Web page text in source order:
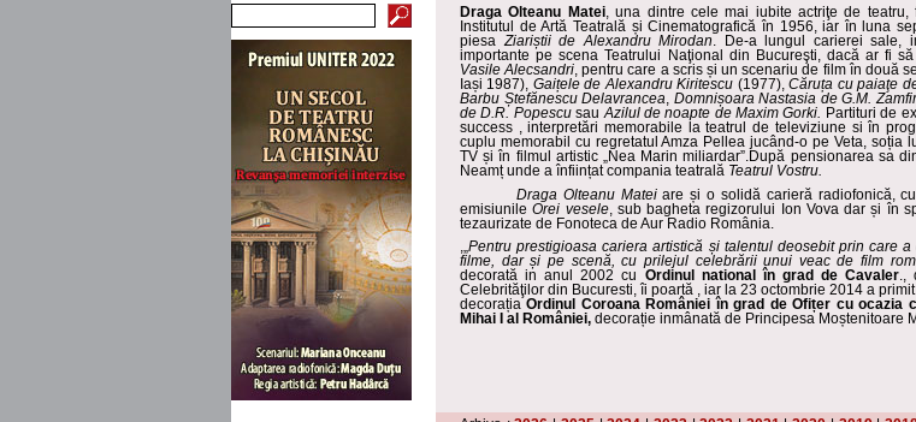
Draga Olteanu Matei, una dintre cele mai iubite actriţe de
Institutul de Artă Teatrală și Cinematografică în 1956, iar în luna
piesaZiariștii de Alexandru Mirodan. De-a lungul carierei sale,
importante pe scena Teatrului Naţional din Bucureşti, dacă ar fi
Vasile Alecsandri, pentru care a scris și un scenariu de film în două
Iași 1987), Gaițele de Alexandru Kiritescu (1977),Căruța cu paiaţe
Barbu Ștefănescu Delavrancea, Domnișoara Nastasia de G.M.
de D.R. PopescusauAzilul de noapte de Maxim Gorki. Partituri de
success , interpretări memorabile la teatrul de televiziune si în
cuplu memorabil cu regretatul Amza Pellea jucând-o pe Veta, soția
TV și în filmul artistic „Nea Marin miliardar”.După pensionarea sa
Neamț unde a înființat compania teatrală Teatrul Vostru.
Draga Olteanu Mateiare și o solidă carieră radiofonică,
emisiunileOrei vesele, sub bagheta regizorului Ion Vova dar și în
tezaurizate de Fonoteca de Aur Radio România.
,„Pentru prestigioasa cariera artistică și talentul deosebit prin care a
filme, darși pe scenă, cu prilejul celebrării unui veac de film
decorată in anul 2002 cu Ordinul national în grad de Cavaler.,
Celebrităţilor din Bucuresti, îi poartă , iar la 23 octombrie 2014 a
decorațiaOrdinul Coroana României în grad de Ofițer cu ocazia
Mihai I al României, decorație inmânată de Principesa Moștenitoare